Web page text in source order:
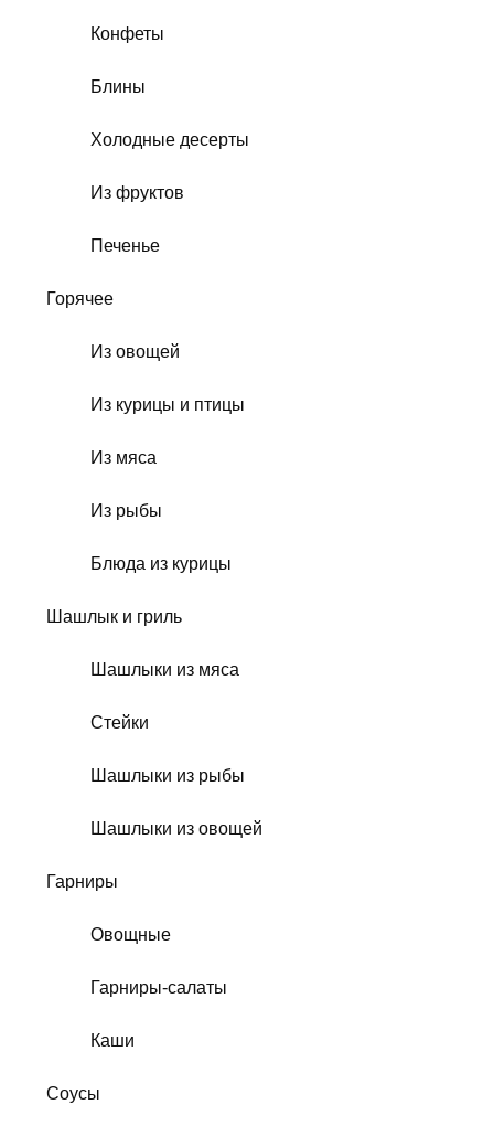
Конфеты
Блины
Холодные десерты
Из фруктов
Печенье
Горячее
Из овощей
Из курицы и птицы
Из мяса
Из рыбы
Блюда из курицы
Шашлык и гриль
Шашлыки из мяса
Стейки
Шашлыки из рыбы
Шашлыки из овощей
Гарниры
Овощные
Гарниры-салаты
Каши
Соусы